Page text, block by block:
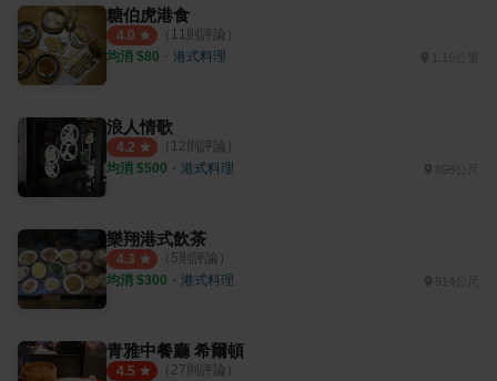
糖伯虎港食
4.0 （ 11則評論）
均消 $80 ・ 港式料理
浪人情歌
4.2 （ 12則評論）
均消 $500 ・ 港式料理
樂翔港式飲茶
4.3 （ 5則評論）
均消 $300 ・ 港式料理 914公尺
青雅中餐廳 希爾頓
4.5 （ 27則評論）